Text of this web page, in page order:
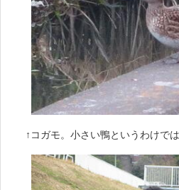
↑コガモ。小さい鴨というわけで